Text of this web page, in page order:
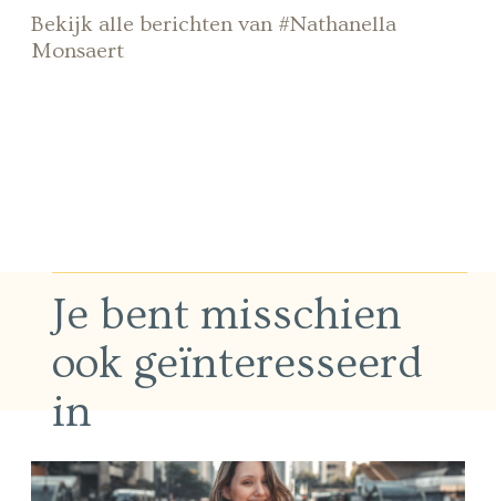
Bekijk alle berichten van #Nathanella
Monsaert
Je bent misschien
ook geïnteresseerd
in